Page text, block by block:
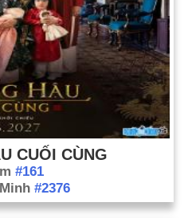
CUỐI CÙNG
#161
#2376